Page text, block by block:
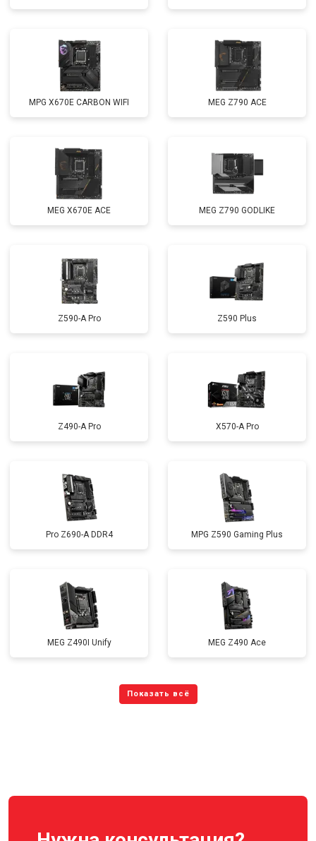
MPG X670E CARBON WIFI MEG Z790 ACE
MEG X670E ACE MEG Z790 GODLIKE
Z590-A Pro Z590 Plus
Z490-A Pro X570-A Pro
Pro Z690-A DDR4 MPG Z590 Gaming Plus
MEG Z490I Unify MEG Z490 Ace